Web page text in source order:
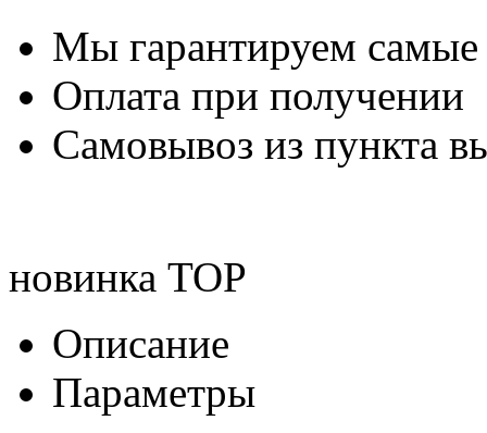
Мы гарантируем
Оплата при получении
Самовывоз из пункта
новинка TOP
Описание
Параметры